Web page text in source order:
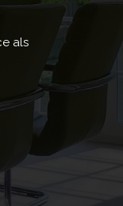
als